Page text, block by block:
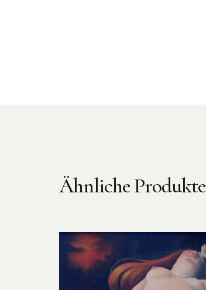
Ähnliche Produkte